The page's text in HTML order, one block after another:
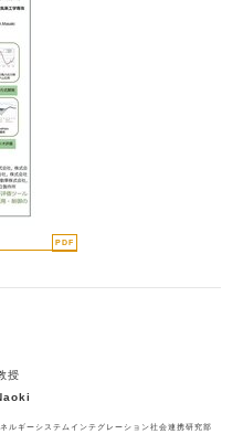
授
ネルギーシステムインテグレーション社会連携研究部